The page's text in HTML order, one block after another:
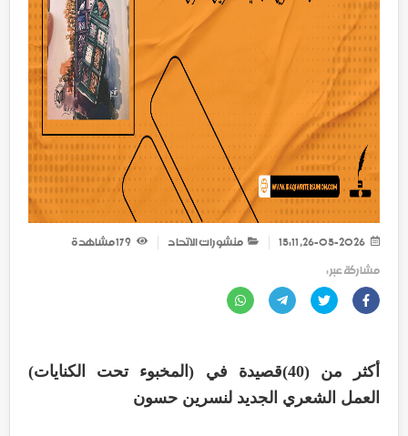
منشورات الاتحاد 179
مشاهدة
مشاركة عبر :
أكثر من (40)قصيدة في (المخبوء تحت الكنايات)
العمل الشعري الجديد لنسرين حسون